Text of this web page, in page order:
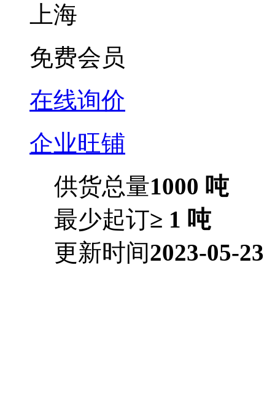
上海
免费会员
在线询价
企业旺铺
供货总量1000 吨
最少起订≥ 1 吨
更新时间2023-05-23